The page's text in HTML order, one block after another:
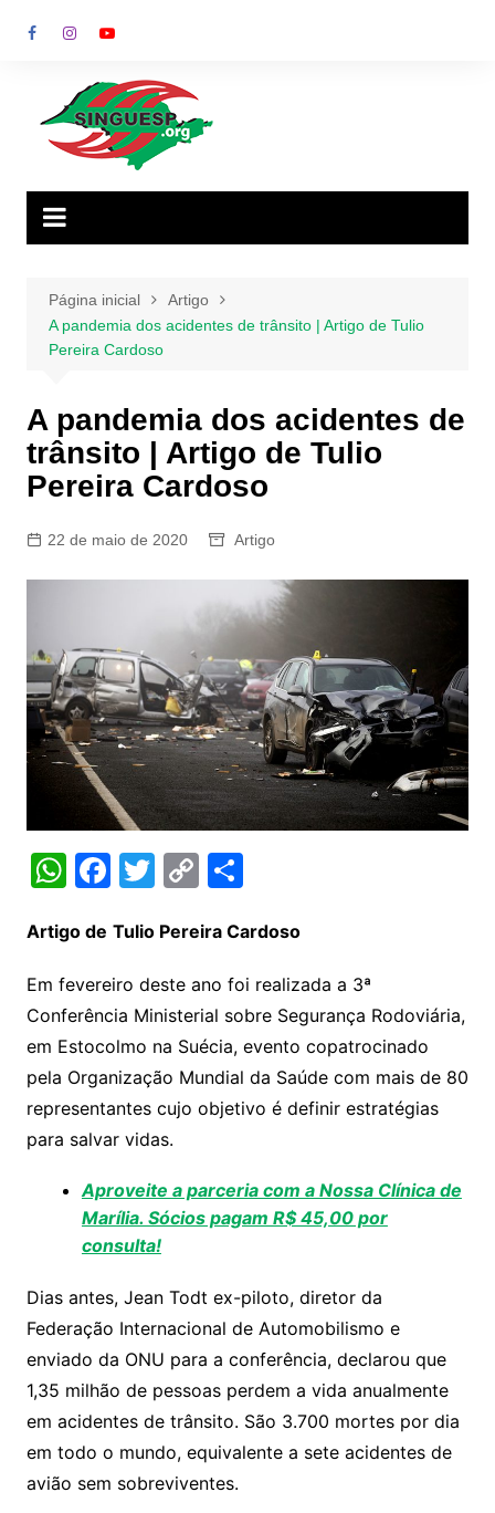
para
Página inicial
Artigo
A pandemia dos acidentes de trânsito | Artigo de Tulio
Pereira Cardoso
A pandemia dos acidentes de
trânsito | Artigo de Tulio
Pereira Cardoso
22 de maio de 2020 Artigo
W
at
s
A
p
p
F
c
e
b
o
o
k
T
itt
er
C
p
y
Li
n
k
S
ar
e
Artigo de Tulio Pereira Cardoso
Em fevereiro deste ano foi realizada a 3ª
Conferência Ministerial sobre Segurança Rodoviária,
em Estocolmo na Suécia, evento copatrocinado
pela Organização Mundial da Saúde com mais de 80
representantes cujo objetivo é definir estratégias
para salvar vidas.
Aproveite a parceria com a Nossa Clínica de
Marília. Sócios pagam R$ 45,00 por
consulta!
Dias antes, Jean Todt ex-piloto, diretor da
Federação Internacional de Automobilismo e
enviado da ONU para a conferência, declarou que
1,35 milhão de pessoas perdem a vida anualmente
em acidentes de trânsito. São 3.700 mortes por dia
em todo o mundo, equivalente a sete acidentes de
avião sem sobreviventes.